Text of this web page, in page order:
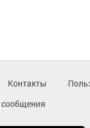
Контакты
сообщения